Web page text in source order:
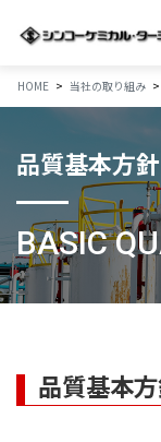
HOME 当社の取り組み
品質基本方針
BASIC
品質基本